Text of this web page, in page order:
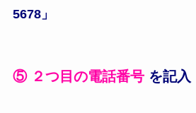
5678」
⑤ ２つ目の電話番号を記入